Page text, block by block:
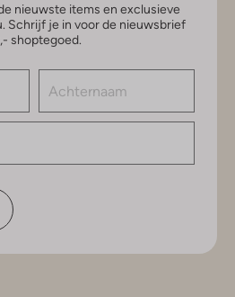
nieuwste items en exclusieve
Schrijf je in voor de nieuwsbrief
shoptegoed.